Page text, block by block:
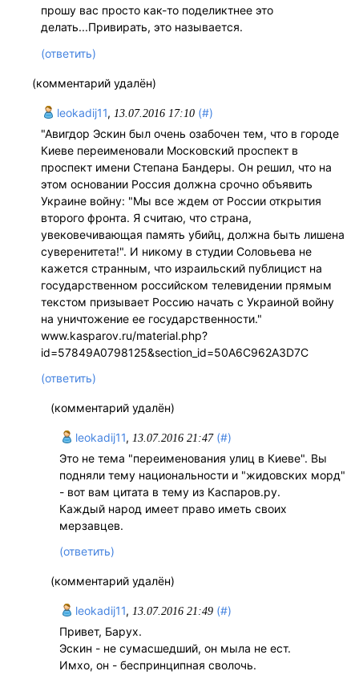
прошу вас просто как-то поделиктнее это
делать...Привирать, это называется.
(ответить)
(комментарий удалён)
leokadij11, 13.07.2016 17:10 (#)
"Авигдор Эскин был очень озабочен тем, что в городе
Киеве переименовали Московский проспект в
проспект имени Степана Бандеры. Он решил, что на
этом основании Россия должна срочно объявить
Украине войну: "Мы все ждем от России открытия
второго фронта. Я считаю, что страна,
увековечивающая память убийц, должна быть лишена
суверенитета!". И никому в студии Соловьева не
кажется странным, что израильский публицист на
государственном российском телевидении прямым
текстом призывает Россию начать с Украиной войну
на уничтожение ее государственности."
www.kasparov.ru/material.php?
id=57849A0798125&section_id=50A6C962A3D7C
(ответить)
(комментарий удалён)
leokadij11, 13.07.2016 21:47 (#)
Это не тема "переименования улиц в Киеве". Вы
подняли тему национальности и "жидовских морд"
- вот вам цитата в тему из Каспаров.ру.
Каждый народ имеет право иметь своих
мерзавцев.
(ответить)
(комментарий удалён)
leokadij11, 13.07.2016 21:49 (#)
Привет, Барух.
Эскин - не сумасшедший, он мыла не ест.
Имхо, он - беспринципная сволочь.